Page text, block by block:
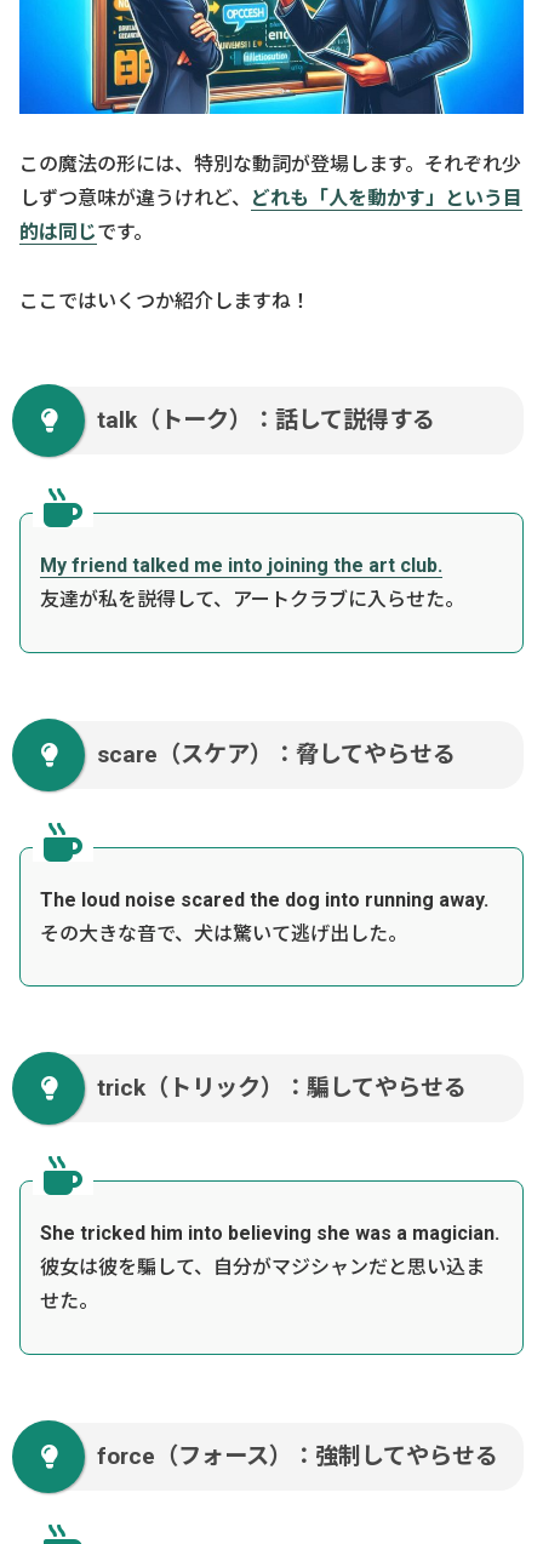
この魔法の形には、特別な動詞が登場します。それぞれ少
しずつ意味が違うけれど、
どれも「人を動かす」という目
的は同じです。
ここではいくつか紹介しますね！
talk（トーク）：話して説得する
My friend talked me into joining the art club.
友達が私を説得して、アートクラブに入らせた。
scare（スケア）：脅してやらせる
The loud noise scared the dog into running away.
その大きな音で、犬は驚いて逃げ出した。
trick（トリック）：騙してやらせる
She tricked him into believing she was a magician.
彼女は彼を騙して、自分がマジシャンだと思い込ま
せた。
force（フォース）：強制してやらせる